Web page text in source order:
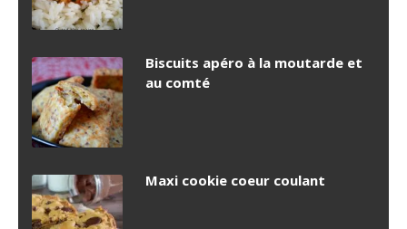
Biscuits apéro à la moutarde et
au comté
Maxi cookie coeur coulant